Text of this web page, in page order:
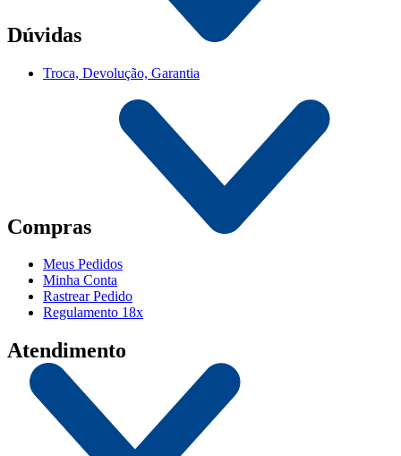
Dúvidas
Troca, Devolução, Garantia
Compras
Meus Pedidos
Minha Conta
Rastrear Pedido
Regulamento 18x
Atendimento